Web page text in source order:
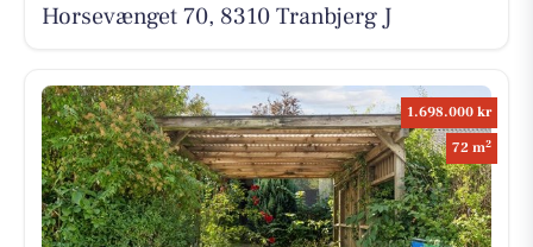
Horsevænget 70, 8310 Tranbjerg J
1.698.000 kr
72 m2